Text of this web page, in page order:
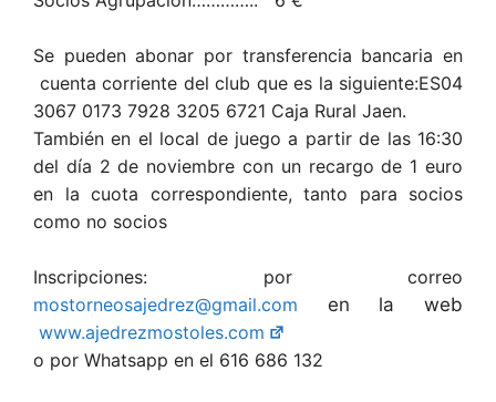
Se pueden abonar por transferencia bancaria en
cuenta corriente del club que es la siguiente:ES04
3067 0173 7928 3205 6721 Caja Rural Jaen.
También en el local de juego a partir de las 16:30
del día 2 de noviembre con un recargo de 1 euro
en la cuota correspondiente, tanto para socios
como no socios
Inscripciones: por correo
mostorneosajedrez@gmail.com en la web
www.ajedrezmostoles.com
o por Whatsapp en el 616 686 132